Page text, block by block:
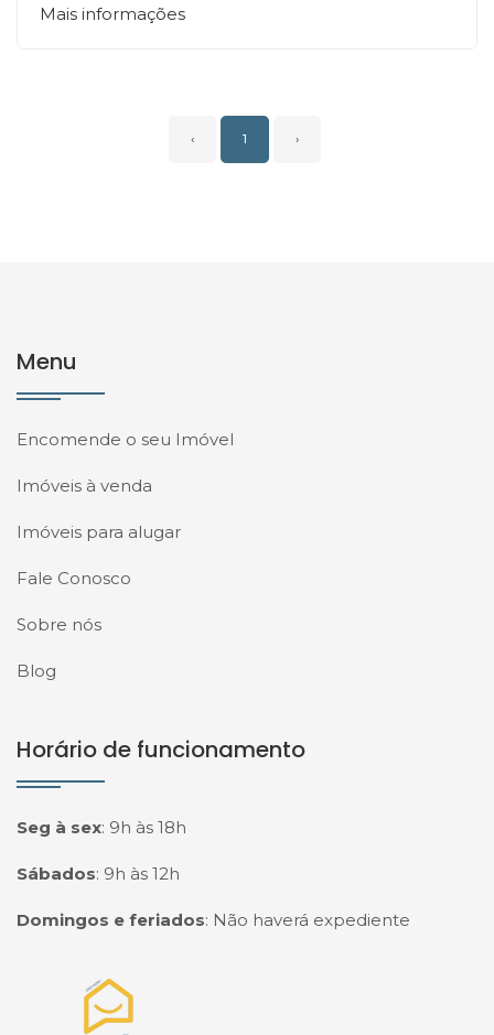
Mais informações
‹ 1 ›
Menu
Encomende o seu Imóvel
Imóveis à venda
Imóveis para alugar
Fale Conosco
Sobre nós
Blog
Horário de funcionamento
Seg à sex: 9h às 18h
Sábados: 9h às 12h
Domingos e feriados: Não haverá expediente
Página inicial